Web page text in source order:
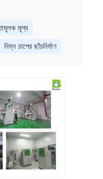
মূল্য
নিম্ন চাপের ছাঁচনির্মাণ